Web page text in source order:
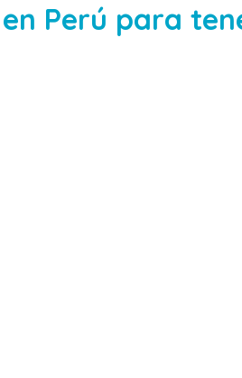
Perú para